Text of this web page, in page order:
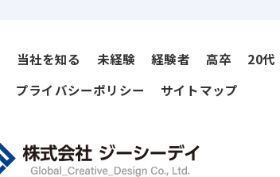
当社を知る 未経験 経験者 高卒 20代
プライバシーポリシー サイトマップ